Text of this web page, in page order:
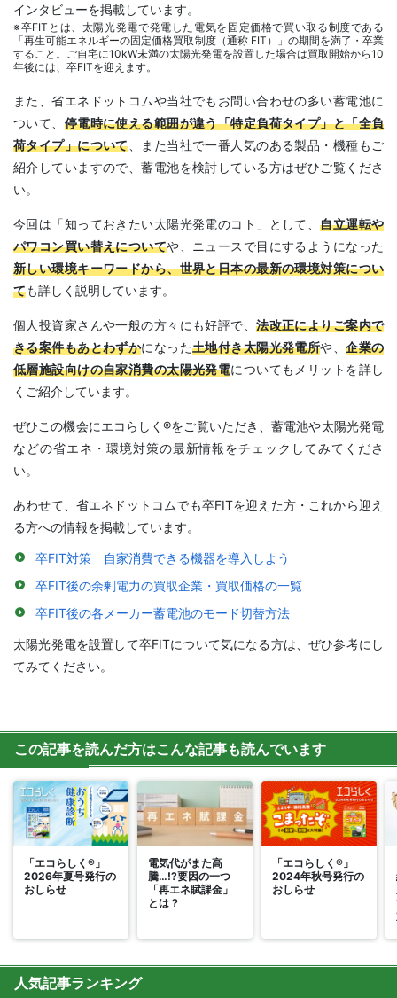
インタビューを掲載しています。
※卒FITとは、太陽光発電で発電した電気を固定価格で買い取る制度である
「再⽣可能エネルギーの固定価格買取制度（通称 FIT）」の期間を満了・卒業
すること。ご⾃宅に10kW未満の太陽光発電を設置した場合は買取開始から10
年後には、卒FITを迎えます。
また、省エネドットコムや当社でもお問い合わせの多い蓄電池に
ついて、 停電時に使える範囲が違う「特定負荷タイプ」と「全負
荷タイプ」について、また当社で一番人気のある製品・機種もご
紹介していますので、蓄電池を検討している方はぜひご覧くださ
い。
今回は「知っておきたい太陽光発電のコト」として、自立運転や
パワコン買い替えについてや、ニュースで目にするようになった
新しい環境キーワードから、世界と日本の最新の環境対策につい
ても詳しく説明しています。
個人投資家さんや一般の方々にも好評で、法改正によりご案内で
きる案件もあとわずかになった土地付き太陽光発電所や、企業の
低層施設向けの自家消費の太陽光発電についてもメリットを詳し
くご紹介しています。
ぜひこの機会にエコらしく®をご覧いただき、蓄電池や太陽光発電
などの省エネ・環境対策の最新情報をチェックしてみてくださ
い。
あわせて、省エネドットコムでも卒FITを迎えた方・これから迎え
る方への情報を掲載しています。
卒FIT対策 自家消費できる機器を導入しよう
卒FIT後の余剰電力の買取企業・買取価格の一覧
卒FIT後の各メーカー蓄電池のモード切替方法
太陽光発電を設置して卒FITについて気になる方は、ぜひ参考にし
てみてください。
この記事を読んだ方はこんな記事も読んでいます
「エコらしく®」
2026年夏号発行の
おしらせ
電気代がまた高
騰…!?要因の一つ
「再エネ賦課金」
とは？
「エコらしく®」
2024年秋号発行の
おしらせ
人気記事ランキング